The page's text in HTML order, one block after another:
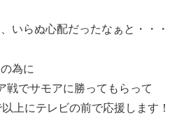
いらぬ心配だったなぁと・・・
為に
戦でサモアに勝ってもらって
上にテレビの前で応援します！